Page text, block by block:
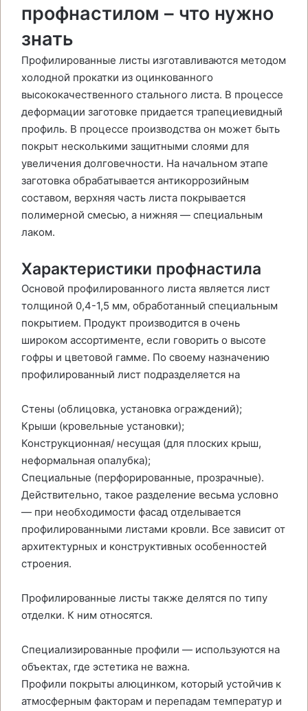
профнастилом – что нужно
знать
Профилированные листы изготавливаются методом
холодной прокатки из оцинкованного
высококачественного стального листа. В процессе
деформации заготовке придается трапециевидный
профиль. В процессе производства он может быть
покрыт несколькими защитными слоями для
увеличения долговечности. На начальном этапе
заготовка обрабатывается антикоррозийным
составом, верхняя часть листа покрывается
полимерной смесью, а нижняя — специальным
лаком.
Характеристики профнастила
Основой профилированного листа является лист
толщиной 0,4-1,5 мм, обработанный специальным
покрытием. Продукт производится в очень
широком ассортименте, если говорить о высоте
гофры и цветовой гамме. По своему назначению
профилированный лист подразделяется на
Стены (облицовка, установка ограждений);
Крыши (кровельные установки);
Конструкционная/ несущая (для плоских крыш,
неформальная опалубка);
Специальные (перфорированные, прозрачные).
Действительно, такое разделение весьма условно
— при необходимости фасад отделывается
профилированными листами кровли. Все зависит от
архитектурных и конструктивных особенностей
строения.
Профилированные листы также делятся по типу
отделки. К ним относятся.
Специализированные профили — используются на
объектах, где эстетика не важна.
Профили покрыты алюцинком, который устойчив к
атмосферным факторам и перепадам температур и